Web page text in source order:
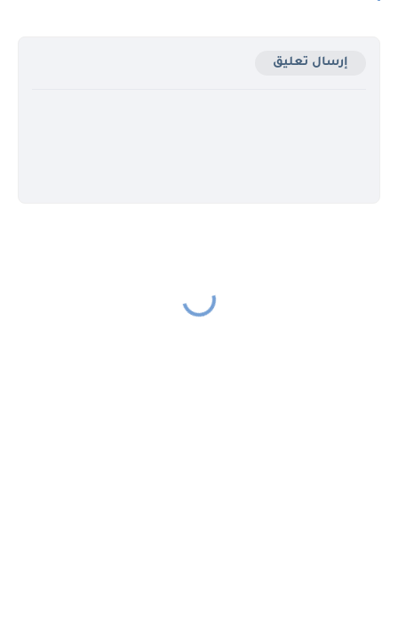
إرسال تعليق